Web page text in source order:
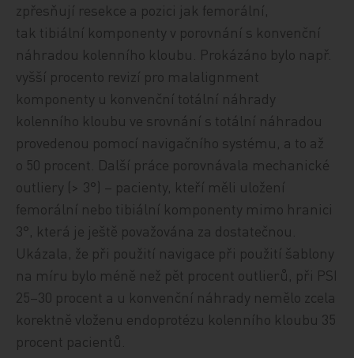
zpřesňují resekce a pozici jak femorální,
tak tibiální komponenty v porovnání s konvenční
náhradou kolenního kloubu. Prokázáno bylo např.
vyšší procento revizí pro malalignment
komponenty u konvenční totální náhrady
kolenního kloubu ve srovnání s totální náhradou
provedenou pomocí navigačního systému, a to až
o 50 procent. Další práce porovnávala mechanické
outliery (> 3°) – pacienty, kteří měli uložení
femorální nebo tibiální komponenty mimo hranici
3°, která je ještě považována za dostatečnou.
Ukázala, že při použití navigace při použití šablony
na míru bylo méně než pět procent outlierů, při PSI
25–30 procent a u konvenční náhrady nemělo zcela
korektně vloženu endoprotézu kolenního kloubu 35
procent pacientů.